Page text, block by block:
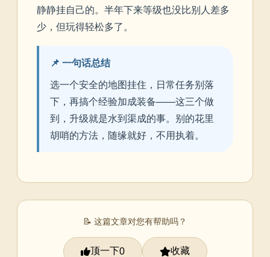
静静挂自己的。半年下来等级也没比别人差多
少，但玩得轻松多了。
📌 一句话总结
选一个安全的地图挂住，日常任务别落
下，再搞个经验加成装备——这三个做
到，升级就是水到渠成的事。别的花里
胡哨的方法，随缘就好，不用执着。
📝 这篇文章对您有帮助吗？
顶一下0 收藏